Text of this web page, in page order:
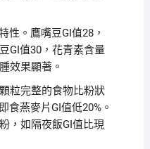
性。鷹嘴豆GI值28，
GI值30，花青素含量
效果顯著。
粒完整的食物比粉狀
食燕麥片GI值低20%。
，如隔夜飯GI值比現